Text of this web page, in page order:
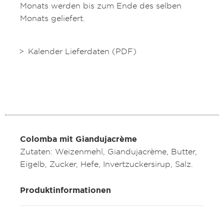
Monats werden bis zum Ende des selben
Monats geliefert.
Kalender Lieferdaten (PDF)
Colomba mit Giandujacrème
Zutaten: Weizenmehl, Giandujacrème, Butter,
Eigelb, Zucker, Hefe, Invertzuckersirup, Salz.
Produktinformationen